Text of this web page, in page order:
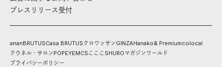
プレスリリース受付
ananBRUTUSCasa BRUTUS クロワッサンGINZAHanako& Premiumcolocal
クウネル・サロンPOPEYEMCS こここ SHUROマガジンワールド
プライバシーポリシー